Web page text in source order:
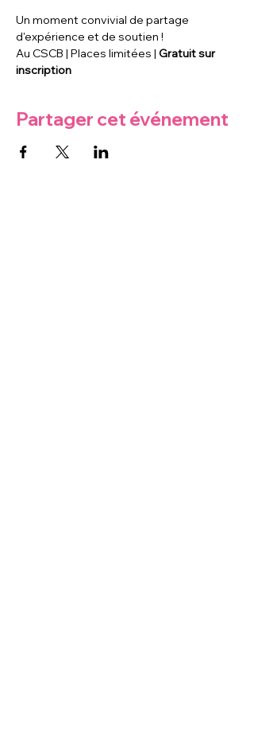
Un moment convivial de partage
d'expérience et de soutien !
Au CSCB | Places limitées | Gratuit sur
inscription
Partager cet événement